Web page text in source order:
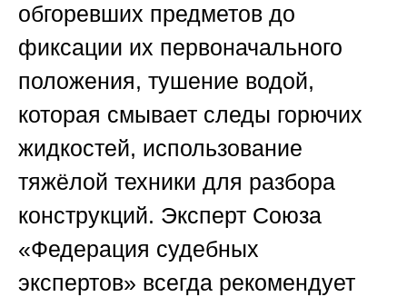
обгоревших предметов до
фиксации их первоначального
положения, тушение водой,
которая смывает следы горючих
жидкостей, использование
тяжёлой техники для разбора
конструкций. Эксперт Союза
«Федерация судебных
экспертов» всегда рекомендует